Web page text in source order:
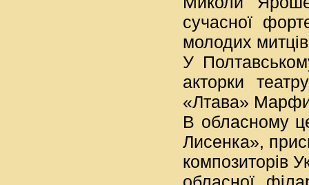
сучасної
молодих
У
акторки
«Лтава» Марфи
В обласному
Лисенка»,
композиторів